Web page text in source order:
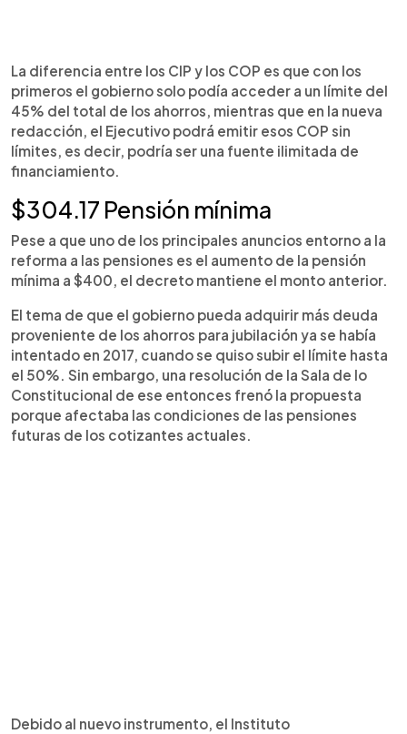
La diferencia entre los CIP y los COP es que con los
primeros el gobierno solo podía acceder a un límite del
45% del total de los ahorros, mientras que en la nueva
redacción, el Ejecutivo podrá emitir esos COP sin
límites, es decir, podría ser una fuente ilimitada de
financiamiento.
$304.17 Pensión mínima
Pese a que uno de los principales anuncios entorno a la
reforma a las pensiones es el aumento de la pensión
mínima a $400, el decreto mantiene el monto anterior.
El tema de que el gobierno pueda adquirir más deuda
proveniente de los ahorros para jubilación ya se había
intentado en 2017, cuando se quiso subir el límite hasta
el 50%. Sin embargo, una resolución de la Sala de lo
Constitucional de ese entonces frenó la propuesta
porque afectaba las condiciones de las pensiones
futuras de los cotizantes actuales.
Debido al nuevo instrumento, el Instituto